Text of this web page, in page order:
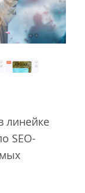
линейке
SEO-